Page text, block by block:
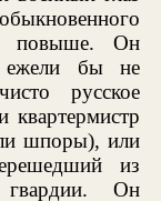
повыше. Он
бы не
русское
квартермистр
шпоры), или
из
Он